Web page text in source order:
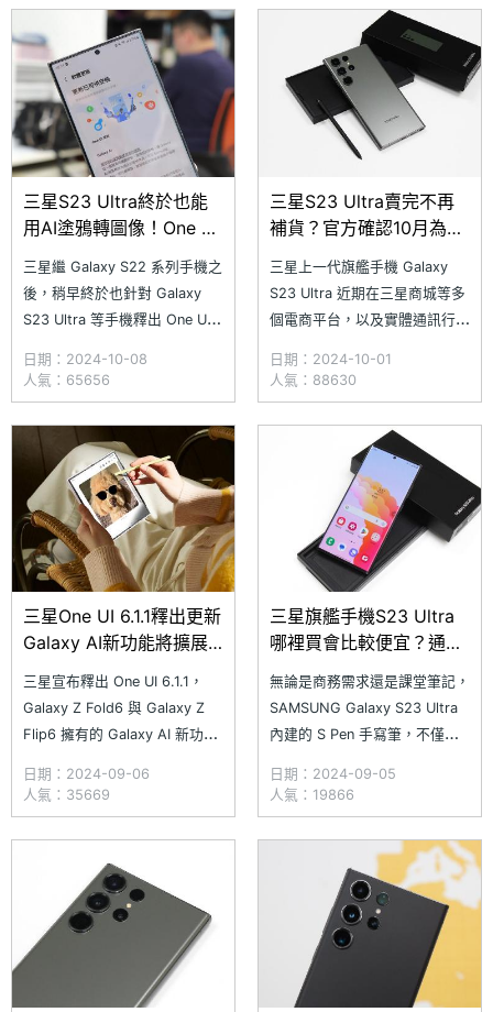
「1 定要搶」、「1 定要買」三
大好康。另外，如果想要入手擁
有 10 倍光學長焦鏡頭的
SAMSUNG Gala
務。透過這項服務，你不僅能夠
將舊機直接折抵換新機，還能享
受作為三星老客戶的額外回收折
扣。今天，小編就
三星S23 Ultra終於也能
用AI塗鴉轉圖像！One UI
三星繼 Galaxy S22 系列手機之
後，稍早終於也針對 Galaxy
S23 Ultra 等手機釋出 One UI
後仍是 One UI 6.1，但這次的更
新算是 One UI 的重大更新，因
為加入不少新一代的 Galaxy AI
應用，包括 Galaxy
日期：2024-10-08
人氣：65656
三星S23 Ultra賣完不再
補貨？官方確認10月為最
三星上一代旗艦手機 Galaxy
S23 Ultra 近期在三星商城等多
個電商平台，以及實體通訊行，
甚至通訊行因缺貨而沒有任何報
價，這是否意味著 Galaxy S23
Ultra 將不再補貨。對此，台灣
三星電子行動通訊事業部總經理
陳啓蒙表示，Galaxy S23
日期：2024-10-01
人氣：88630
三星One UI 6.1.1釋出更新
Galaxy AI新功能將擴展
到S24 Ultra等機型
三星宣布釋出 One UI 6.1.1，
Galaxy Z Fold6 與 Galaxy Z
Flip6 擁有的 Galaxy AI 新功能
Galaxy S23 系列、Galaxy S23
FE、Galaxy Z Fold5、
Galaxy&nb
日期：2024-09-06
人氣：35669
三星旗艦手機S23 Ultra
哪裡買會比較便宜？通路
最低價格一次看(2024.9)
無論是商務需求還是課堂筆記，
SAMSUNG Galaxy S23 Ultra
內建的 S Pen 手寫筆，不僅能
全新「Galaxy AI」服務包括搜
尋圈、通話即時翻譯、智慧相片
編輯等，更是日常生活中相當實
用的 AI 應用。究竟 SAMSUNG
Galaxy S23 Ult
日期：2024-09-05
人氣：19866